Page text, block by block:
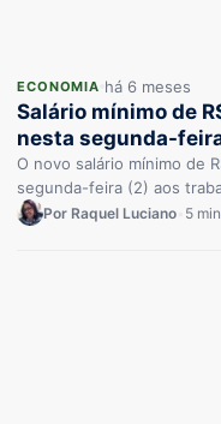
ECONOMIA há 6 meses
Salário mínimo de
nesta segunda-
O novo salário mínimo de
segunda-feira (2) aos
Por Raquel Luciano 5